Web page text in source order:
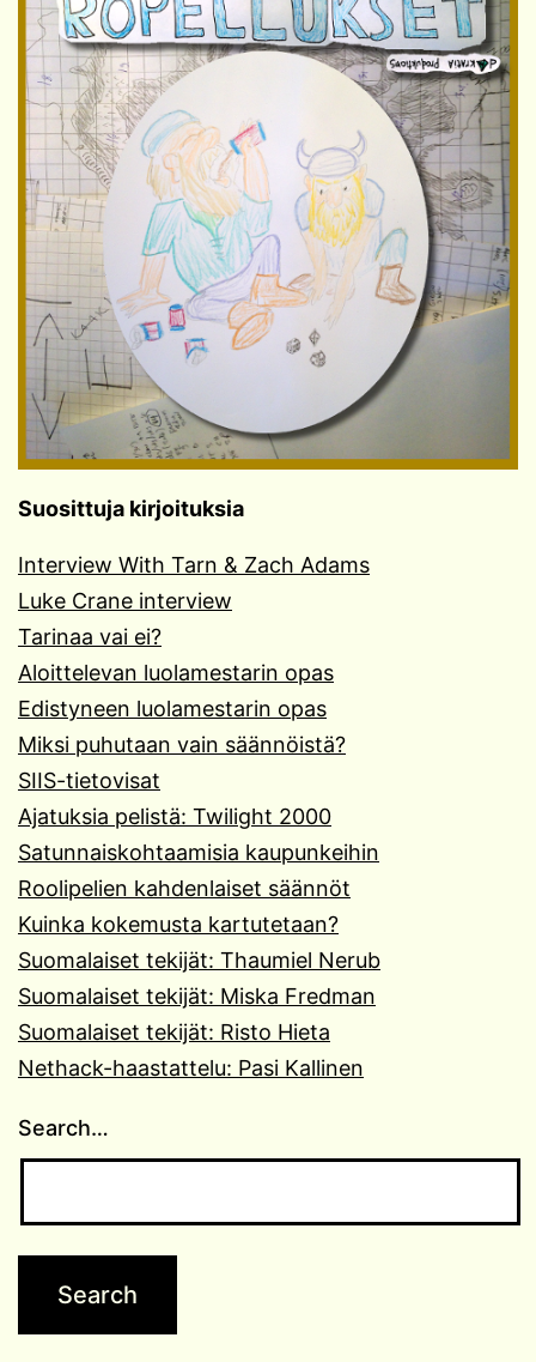
Suosittuja kirjoituksia
Interview With Tarn & Zach Adams
Luke Crane interview
Tarinaa vai ei?
Aloittelevan luolamestarin opas
Edistyneen luolamestarin opas
Miksi puhutaan vain säännöistä?
SIIS-tietovisat
Ajatuksia pelistä: Twilight 2000
Satunnaiskohtaamisia kaupunkeihin
Roolipelien kahdenlaiset säännöt
Kuinka kokemusta kartutetaan?
Suomalaiset tekijät: Thaumiel Nerub
Suomalaiset tekijät: Miska Fredman
Suomalaiset tekijät: Risto Hieta
Nethack-haastattelu: Pasi Kallinen
Search…